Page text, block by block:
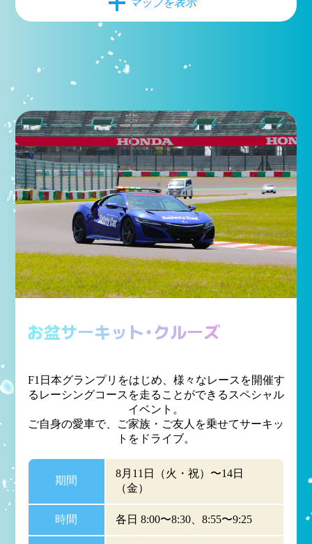
マップを表示
お盆サーキット・クルーズ
F1日本グランプリをはじめ、様々なレースを開催す
るレーシングコースを走ることができるスペシャル
イベント。
ご自身の愛車で、ご家族・ご友人を乗せてサーキッ
トをドライブ。
期間
8月11日（火・祝）〜14日
（金）
時間 各日 8:00〜8:30、8:55〜9:25